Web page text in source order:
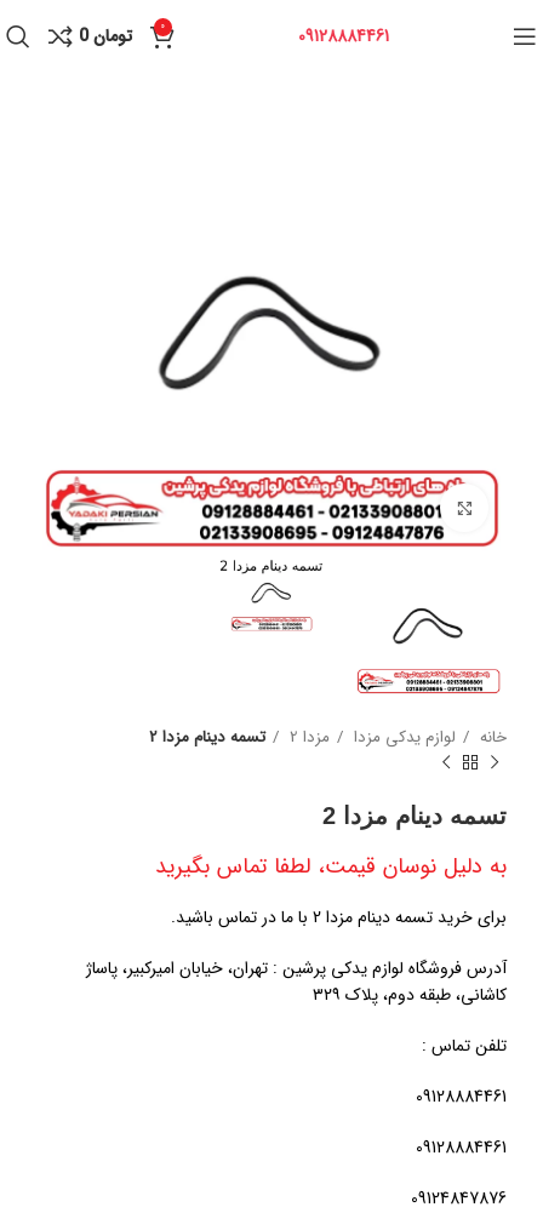
09128884461
0 تومان0
برای بزرگنمایی کلیک کنید
خانه لوازم یدکی مزدا مزدا 2 تسمه دینام مزدا 2
تسمه دینام مزدا 2
به دلیل نوسان قیمت، لطفا تماس بگیرید
برای خرید تسمه دینام مزدا 2 با ما در تماس باشید.
آدرس فروشگاه لوازم یدکی پرشین : تهران، خیابان امیرکبیر، پاساژ
کاشانی، طبقه دوم، پلاک ۳۲۹
تلفن تماس :
09128884461
09128884461
09124847876